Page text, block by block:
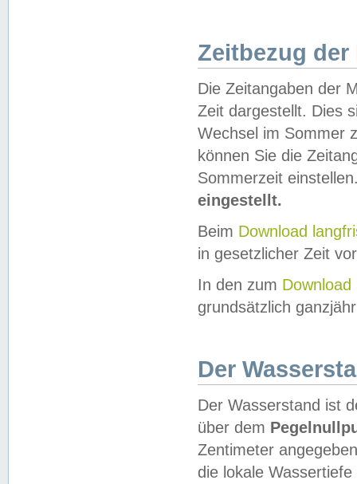
Zeitbezug der
Die Zeitangaben der
Zeit dargestellt. Dies
Wechsel im Sommer
können Sie die
Sommerzeit
eingestellt.
Beim Download
in gesetzlicher Zeit
In den zum Download
grundsätzlich
Der
Der Wasserstand ist
über dem
Zentimeter
die lokale